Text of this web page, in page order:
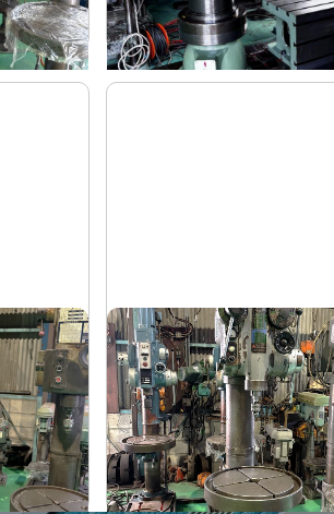
年 式-
直立ボール盤
メーカー 吉田
形 式YUD-600
年 式-